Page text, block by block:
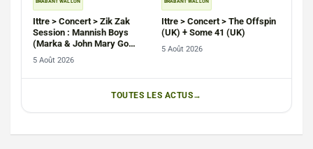
BRABANT WALLON
Ittre > Concert > Zik Zak
Session : Mannish Boys
(Marka & John Mary Go
Round)
5 Août 2026
BRABANT WALLON
Ittre > Concert > The Offspin
(UK) + Some 41 (UK)
5 Août 2026
TOUTES LES ACTUS